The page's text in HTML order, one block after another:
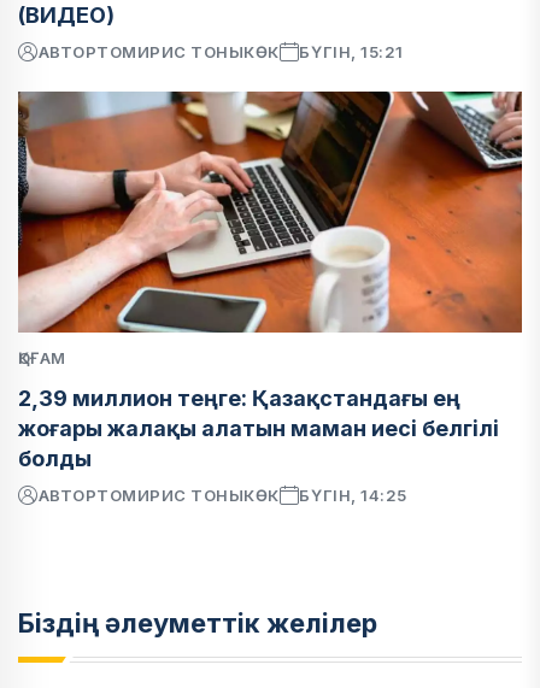
(ВИДЕО)
АВТОРТОМИРИС ТОНЫКӨК БҮГІН, 15:21
ҚОҒАМ
2,39 миллион теңге: Қазақстандағы ең
жоғары жалақы алатын маман иесі белгілі
болды
АВТОРТОМИРИС ТОНЫКӨК БҮГІН, 14:25
Біздің әлеуметтік желілер